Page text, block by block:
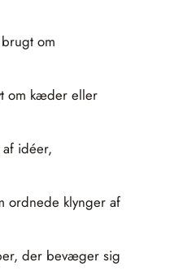
om
om kæder eller
idéer,
ordnede klynger af
der bevæger sig